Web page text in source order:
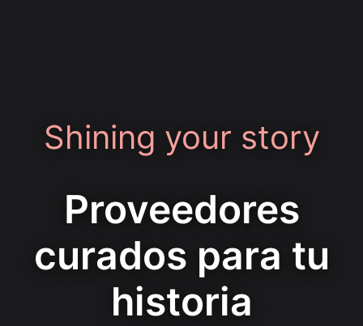
Shining your story
Proveedores
curados para tu
historia